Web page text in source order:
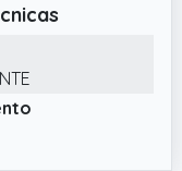
en España
para
El
su uso en